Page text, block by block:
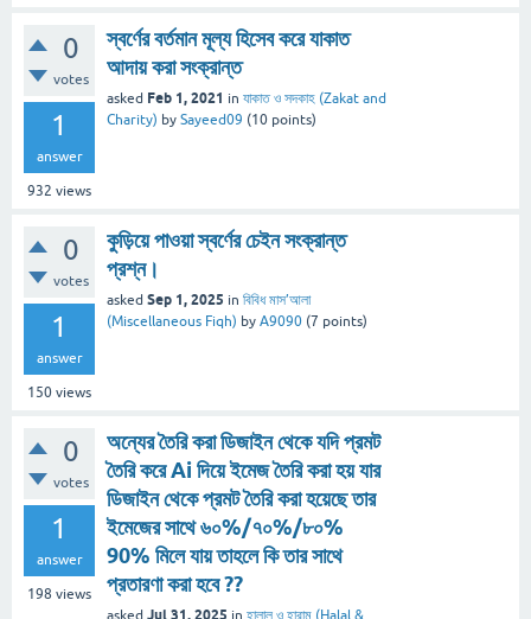
0
votes
1
answer
932 views
স্বর্ণের বর্তমান মূল্য হিসেব করে যাকাত
আদায় করা সংক্রান্ত
asked Feb 1, 2021 in যাকাত ও সদকাহ (Zakat and
Charity) by Sayeed09 (10 points)
0
votes
1
answer
150 views
কুড়িয়ে পাওয়া স্বর্ণের চেইন সংক্রান্ত
প্রশ্ন।
asked Sep 1, 2025 in বিবিধ মাস’আলা
(Miscellaneous Fiqh) by A9090 (7 points)
0
votes
1
answer
198 views
অন্যের তৈরি করা ডিজাইন থেকে যদি প্রমট
তৈরি করে Ai দিয়ে ইমেজ তৈরি করা হয় যার
ডিজাইন থেকে প্রমট তৈরি করা হয়েছে তার
ইমেজের সাথে ৬০%/৭০%/৮০%
90% মিলে যায় তাহলে কি তার সাথে
প্রতারণা করা হবে ??
asked Jul 31, 2025 in হালাল ও হারাম (Halal &